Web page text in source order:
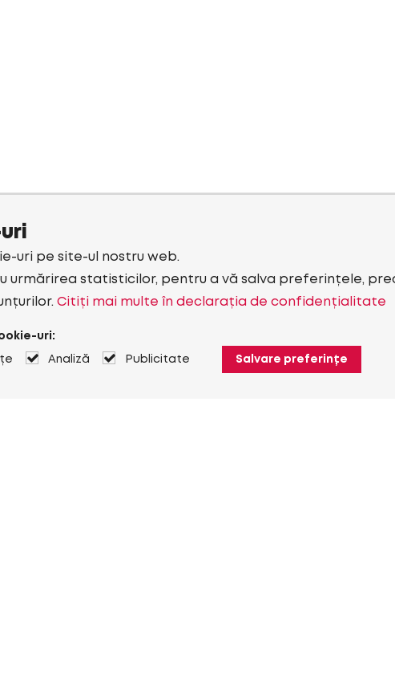
uri pe site-ul nostru web.
urmărirea statisticilor, pentru a vă salva preferințele,
Citiți mai multe în declarația de confidențialitate
uri:
Analiză Publicitate Salvare preferințe